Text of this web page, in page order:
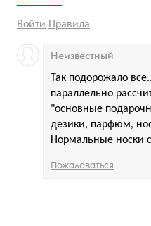
Войти Правила
Так подорожало
параллельно
"основные
дезики, парфюм,
Нормальные носки
Неизвестный
Пожаловаться